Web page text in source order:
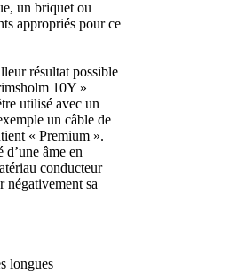
un briquet ou
appropriés pour ce
résultat possible
10Y »
utilisé avec un
un câble de
« Premium ».
d’une âme en
conducteur
négativement sa
longues